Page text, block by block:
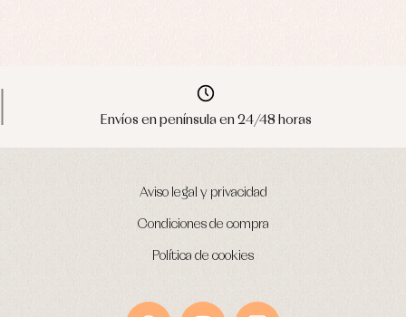
Envíos en península en 24/48 horas
Aviso legal y privacidad
Condiciones de compra
Política de cookies